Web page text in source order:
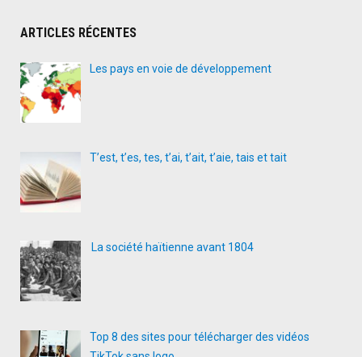
ARTICLES RÉCENTES
Les pays en voie de développement
T’est, t’es, tes, t’ai, t’ait, t’aie, tais et tait
La société haïtienne avant 1804
Top 8 des sites pour télécharger des vidéos